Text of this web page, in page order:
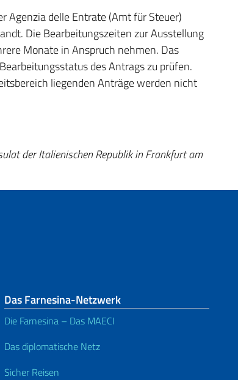
Agenzia delle Entrate (Amt für Steuer)
Die Bearbeitungszeiten zur Ausstellung
Monate in Anspruch nehmen. Das
des Antrags zu prüfen.
liegenden Anträge werden nicht
der Italienischen Republik in Frankfurt am
Das Farnesina-Netzwerk
Die Farnesina – Das MAECI
Das diplomatische Netz
Sicher Reisen